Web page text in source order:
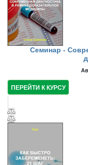
Семинар -
ПЕРЕЙТИ К КУРСУ